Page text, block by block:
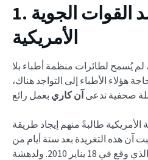
1. آن كاري ضد القوات الجوية
الأمريكية
خلال زلزال هايتي عام 2010، لم يُسمح لطائرات منظمة أطباء بلا
هؤلاء الأطباء إلى التواجد هناك،
صحفية تدعى آن كاري
طالبةً منهم إيجاد طريقة
آن هذه التغريدة بعد ستة أيام من
الزلزال المدمر في هايتي الذي وقع في 18 يناير 2010. ولدهشة